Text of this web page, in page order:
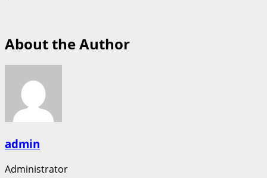
About the Author
admin
Administrator